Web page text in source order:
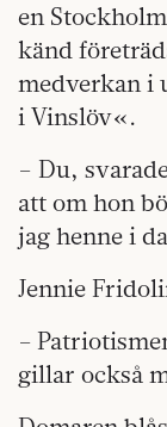
en
känd
medverkan i
i Vinslöv«.
– Du,
att om hon
jag henne i
Jennie
–
gillar också